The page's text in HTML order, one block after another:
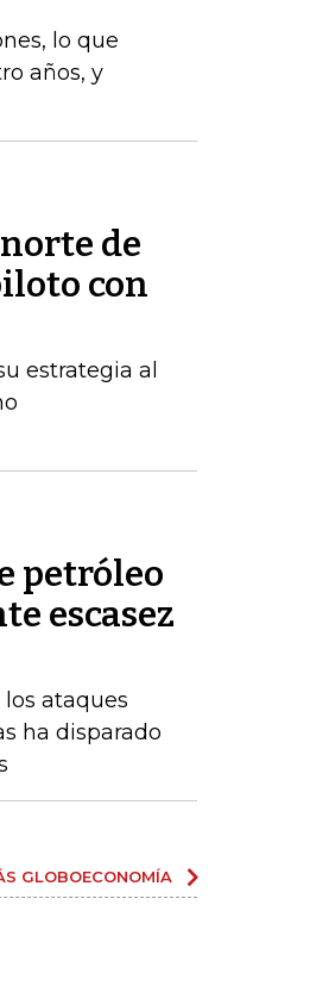
lo que
años, y
de
con
estrategia al
petróleo
escasez
ataques
ha disparado
GLOBOECONOMÍA